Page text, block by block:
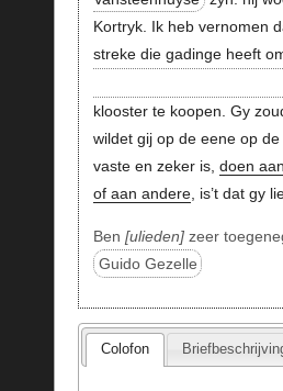
Kortryk. Ik heb vernomen
streke die gadinge heeft
klooster te koopen. Gy
wildet gij op de eene op
vaste en zeker is, doen
of aan andere, is’t dat gy
Ben ulieden zeer
Guido Gezelle
Colofon